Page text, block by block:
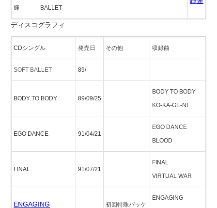
輝 BALLET
ディスコグラフィ
CDシングル 発売日 その他 収録曲
SOFT BALLET 89/
BODY TO BODY 89/09/25
BODY TO BODY
KO-KA-GE-NI
EGO DANCE 91/04/21
EGO DANCE
BLOOD
FINAL 91/07/21
FINAL
VIRTUAL WAR
ENGAGING 初回特殊パッケ
ENGAGING